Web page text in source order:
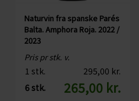
Naturvin fra spanske Parés
Balta. Amphora Roja. 2022 /
2023
Pris pr stk. v.
1 stk.
295,00 kr.
6 stk.
265,00 kr.